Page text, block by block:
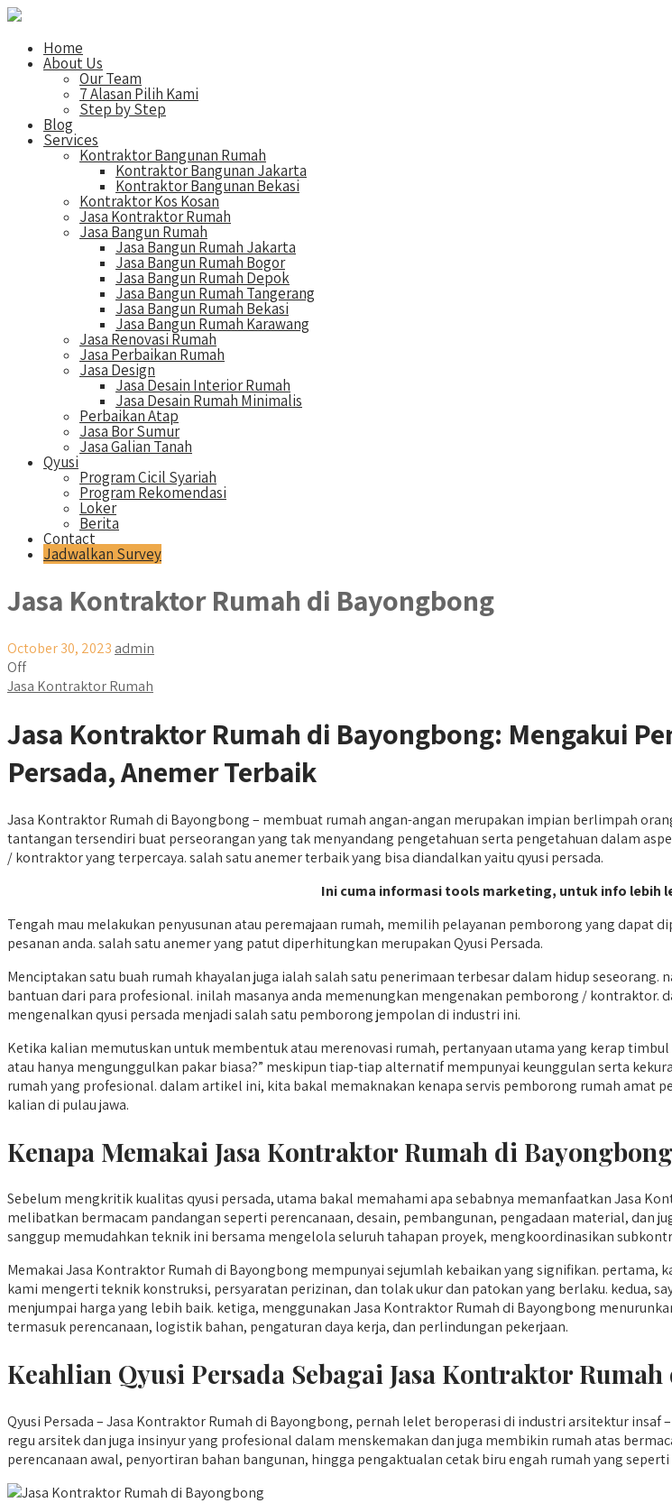
Home
About Us
Our Team
7 Alasan Pilih Kami
Step by Step
Blog
Services
Kontraktor Bangunan Rumah
Kontraktor Bangunan Jakarta
Kontraktor Bangunan Bekasi
Kontraktor Kos Kosan
Jasa Kontraktor Rumah
Jasa Bangun Rumah
Jasa Bangun Rumah Jakarta
Jasa Bangun Rumah Bogor
Jasa Bangun Rumah Depok
Jasa Bangun Rumah Tangerang
Jasa Bangun Rumah Bekasi
Jasa Bangun Rumah Karawang
Jasa Renovasi Rumah
Jasa Perbaikan Rumah
Jasa Design
Jasa Desain Interior Rumah
Jasa Desain Rumah Minimalis
Perbaikan Atap
Jasa Bor Sumur
Jasa Galian Tanah
Qyusi
Program Cicil Syariah
Program Rekomendasi
Loker
Berita
Contact
Jadwalkan Survey
Jasa Kontraktor Rumah di Bayongbong
October 30, 2023 admin
Off
Jasa Kontraktor Rumah
Jasa Kontraktor Rumah di Bayongbong: Mengakui
Persada, Anemer Terbaik
Jasa Kontraktor Rumah di Bayongbong – membuat rumah angan-angan merupakan impian berlimpah
tantangan tersendiri buat perseorangan yang tak menyandang pengetahuan serta pengetahuan dalam
/ kontraktor yang terpercaya. salah satu anemer terbaik yang bisa diandalkan yaitu qyusi persada.
Ini cuma informasi tools marketing, untuk info lebih
Tengah mau melakukan penyusunan atau peremajaan rumah, memilih pelayanan pemborong yang dapat
pesanan anda. salah satu anemer yang patut diperhitungkan merupakan Qyusi Persada.
Menciptakan satu buah rumah khayalan juga ialah salah satu penerimaan terbesar dalam hidup
bantuan dari para profesional. inilah masanya anda memenungkan mengenakan pemborong /
mengenalkan qyusi persada menjadi salah satu pemborong jempolan di industri ini.
Ketika kalian memutuskan untuk membentuk atau merenovasi rumah, pertanyaan utama yang kerap
atau hanya mengunggulkan pakar biasa?” meskipun tiap-tiap alternatif mempunyai keunggulan serta
rumah yang profesional. dalam artikel ini, kita bakal memaknakan kenapa servis pemborong rumah amat
kalian di pulau jawa.
Kenapa Memakai Jasa Kontraktor Rumah di
Sebelum mengkritik kualitas qyusi persada, utama bakal memahami apa sebabnya memanfaatkan Jasa
melibatkan bermacam pandangan seperti perencanaan, desain, pembangunan, pengadaan material, dan
sanggup memudahkan teknik ini bersama mengelola seluruh tahapan proyek, mengkoordinasikan
Memakai Jasa Kontraktor Rumah di Bayongbong mempunyai sejumlah kebaikan yang signifikan.
kami mengerti teknik konstruksi, persyaratan perizinan, dan tolak ukur dan patokan yang berlaku. kedua,
menjumpai harga yang lebih baik. ketiga, menggunakan Jasa Kontraktor Rumah di Bayongbong
termasuk perencanaan, logistik bahan, pengaturan daya kerja, dan perlindungan pekerjaan.
Keahlian Qyusi Persada Sebagai Jasa Kontraktor
Qyusi Persada – Jasa Kontraktor Rumah di Bayongbong, pernah lelet beroperasi di industri arsitektur
regu arsitek dan juga insinyur yang profesional dalam menskemakan dan juga membikin rumah atas
perencanaan awal, penyortiran bahan bangunan, hingga pengaktualan cetak biru engah rumah yang